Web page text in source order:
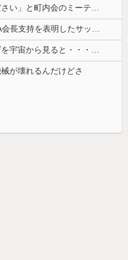
「備蓄している人は挙手してください」と町内会のミーティング、何の気なしに手を挙げてしまった結果……
海外「W杯は八百長だった」FIFA会長支持を表明したサッカー協会に海外大騒ぎ！（海外の反応）
【圧巻映像】「ロケット打ち上げを宇宙から見ると・・・」の動画が衝撃的
が壊れるんだけどさ